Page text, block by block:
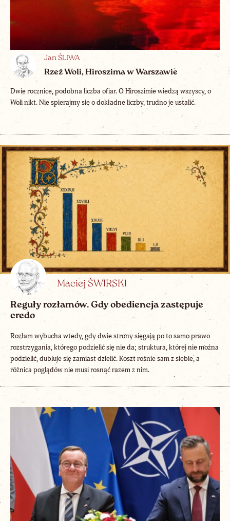
Jan ŚLIWA
Rzeź Woli, Hiroszima w Warszawie
Dwie rocznice, podobna liczba ofiar. O Hiroszimie wiedzą wszyscy, o
Woli nikt. Nie spierajmy się o dokładne liczby, trudno je ustalić.
Maciej ŚWIRSKI
Reguły rozłamów. Gdy obediencja zastępuje
credo
Rozłam wybucha wtedy, gdy dwie strony sięgają po to samo prawo
rozstrzygania, którego podzielić się nie da; struktura, której nie można
podzielić, dubluje się zamiast dzielić. Koszt rośnie sam z siebie, a
różnica poglądów nie musi rosnąć razem z nim.